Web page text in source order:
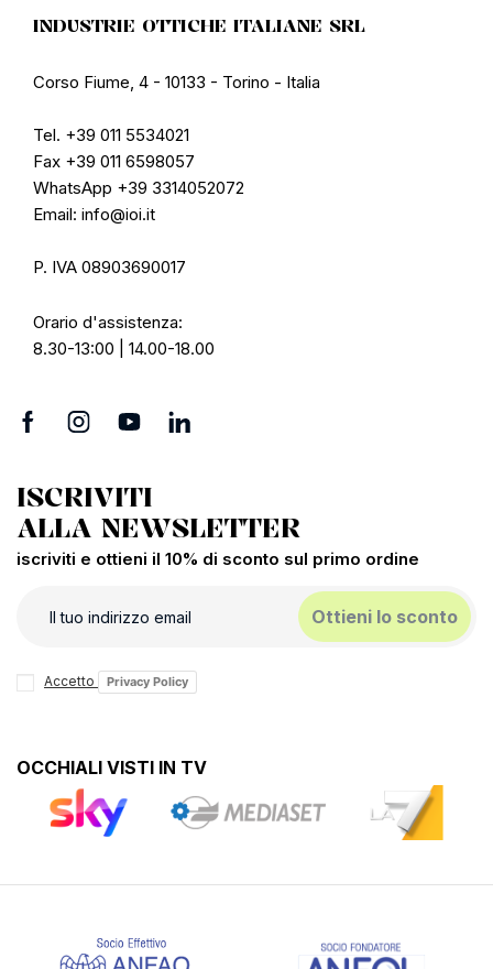
INDUSTRIE OTTICHE ITALIANE SRL
Corso Fiume, 4 - 10133 - Torino - Italia
Tel. +39 011 5534021
Fax +39 011 6598057
WhatsApp +39 3314052072
Email: info@ioi.it
P. IVA 08903690017
Orario d'assistenza:
8.30-13:00 | 14.00-18.00
ISCRIVITI
ALLA NEWSLETTER
iscriviti e ottieni il 10% di sconto sul primo ordine
Ottieni lo sconto
Accetto Privacy Policy
OCCHIALI VISTI IN TV